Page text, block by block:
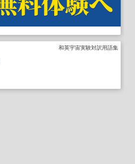
和英宇宙実験対訳用語集